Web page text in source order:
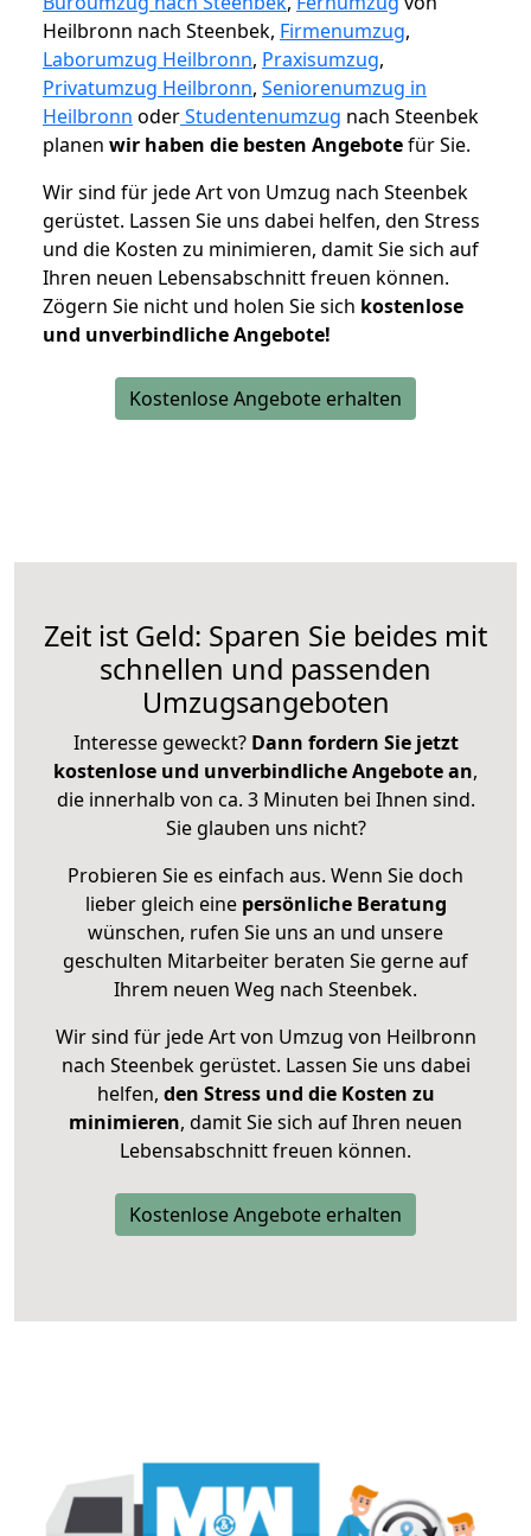
Heilbronn nach Steenbek, Firmenumzug,
Laborumzug Heilbronn, Praxisumzug,
Privatumzug Heilbronn, Seniorenumzug in
Heilbronn oderStudentenumzug nach Steenbek
planen wir haben die besten Angebotefür Sie.
Wir sind für jede Art von Umzug nach Steenbek
gerüstet. Lassen Sie uns dabei helfen, den Stress
und die Kosten zu minimieren, damit Sie sich auf
Ihren neuen Lebensabschnitt freuen können.
Zögern Sie nicht und holen Sie sich kostenlose
und unverbindliche Angebote!
Kostenlose Angebote erhalten
Zeit ist Geld: Sparen Sie beides mit
schnellen und passenden
Umzugsangeboten
Interesse geweckt? Dann fordern Sie jetzt
kostenlose und unverbindliche Angebote an,
die innerhalb von ca. 3 Minuten bei Ihnen sind.
Sie glauben uns nicht?
Probieren Sie es einfach aus. Wenn Sie doch
lieber gleich eine persönliche Beratung
wünschen, rufen Sie uns an und unsere
geschulten Mitarbeiter beraten Sie gerne auf
Ihrem neuen Weg nach Steenbek.
Wir sind für jede Art von Umzug von Heilbronn
nach Steenbek gerüstet. Lassen Sie uns dabei
helfen, den Stress und die Kosten zu
minimieren, damit Sie sich auf Ihren neuen
Lebensabschnitt freuen können.
Kostenlose Angebote erhalten